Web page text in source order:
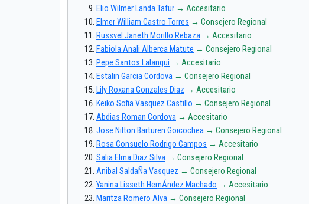
Elio Wilmer Landa Tafur → Accesitario
Elmer William Castro Torres → Consejero Regional
Russvel Janeth Morillo Rebaza → Accesitario
Fabiola Anali Alberca Matute → Consejero Regional
Pepe Santos Lalangui → Accesitario
Estalin Garcia Cordova → Consejero Regional
Lily Roxana Gonzales Diaz → Accesitario
Keiko Sofia Vasquez Castillo → Consejero Regional
Abdias Roman Cordova → Accesitario
Jose Nilton Barturen Goicochea → Consejero Regional
Rosa Consuelo Rodrigo Campos → Accesitario
Salia Elma Diaz Silva → Consejero Regional
Anibal SaldaÑa Vasquez → Consejero Regional
Yanina Lisseth HernÁndez Machado → Accesitario
Maritza Romero Alva → Consejero Regional